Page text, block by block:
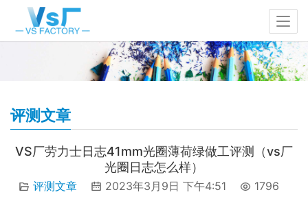
评测文章
VS厂劳力士日志41mm光圈薄荷绿做工评测（vs厂
光圈日志怎么样）
评测文章 2023年3月9日 下午4:51 1796